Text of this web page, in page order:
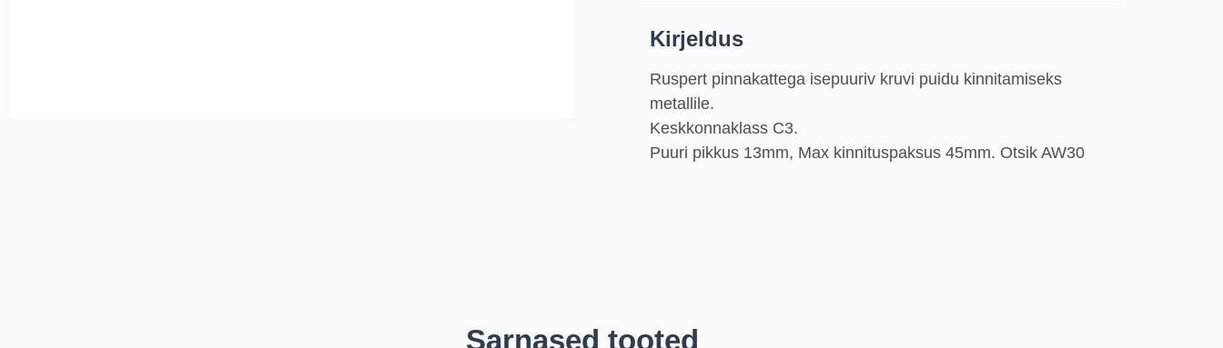
Kirjeldus
Ruspert pinnakattega isepuuriv kruvi puidu kinnitamiseks
metallile.
Keskkonnaklass C3.
Puuri pikkus 13mm, Max kinnituspaksus 45mm. Otsik AW30
Sarnased tooted